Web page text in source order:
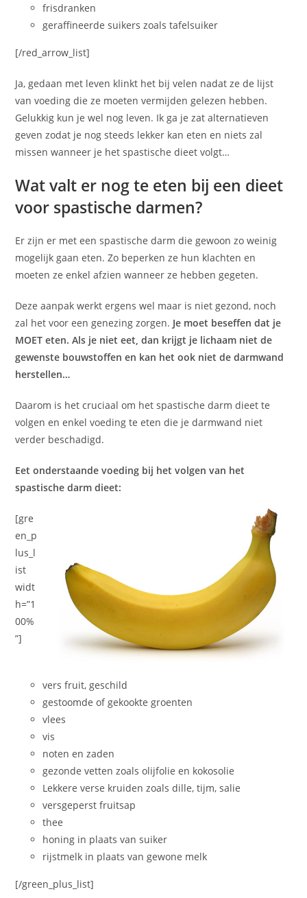
frisdranken
geraffineerde suikers zoals tafelsuiker
[/red_arrow_list]
Ja, gedaan met leven klinkt het bij velen nadat ze de lijst
van voeding die ze moeten vermijden gelezen hebben.
Gelukkig kun je wel nog leven. Ik ga je zat alternatieven
geven zodat je nog steeds lekker kan eten en niets zal
missen wanneer je het spastische dieet volgt…
Wat valt er nog te eten bij een dieet
voor spastische darmen?
Er zijn er met een spastische darm die gewoon zo weinig
mogelijk gaan eten. Zo beperken ze hun klachten en
moeten ze enkel afzien wanneer ze hebben gegeten.
Deze aanpak werkt ergens wel maar is niet gezond, noch
zal het voor een genezing zorgen. Je moet beseffen dat je
MOET eten. Als je niet eet, dan krijgt je lichaam niet de
gewenste bouwstoffen en kan het ook niet de darmwand
herstellen…
Daarom is het cruciaal om het spastische darm dieet te
volgen en enkel voeding te eten die je darmwand niet
verder beschadigd.
Eet onderstaande voeding bij het volgen van het
spastische darm dieet:
[gre
en_p
lus_l
ist
widt
h=”1
00%
”]
vers fruit, geschild
gestoomde of gekookte groenten
vlees
vis
noten en zaden
gezonde vetten zoals olijfolie en kokosolie
Lekkere verse kruiden zoals dille, tijm, salie
versgeperst fruitsap
thee
honing in plaats van suiker
rijstmelk in plaats van gewone melk
[/green_plus_list]